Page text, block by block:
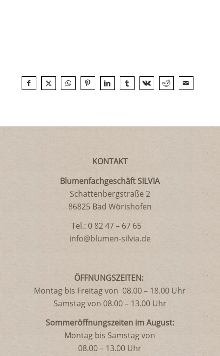
KONTAKT
Blumenfachgeschäft SILVIA
Schattenbergstraße 2
86825 Bad Wörishofen
Tel.: 0 82 47 – 67 65
info@blumen-silvia.de
ÖFFNUNGSZEITEN:
Montag bis Freitag von 08.00 – 18.00 Uhr
Samstag von 08.00 – 13.00 Uhr
Sommeröffnungszeiten im August:
Montag bis Samstag von
08.00 – 13.00 Uhr